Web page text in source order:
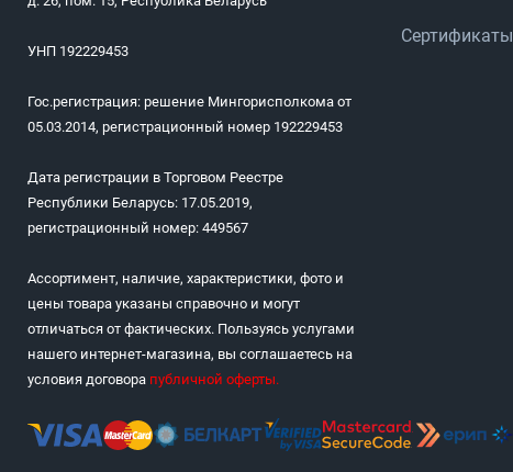
УНП 192229453
Гос.регистрация: решение Мингорисполкома от
05.03.2014, регистрационный номер 192229453
Дата регистрации в Торговом Реестре
Республики Беларусь: 17.05.2019,
регистрационный номер: 449567
Ассортимент, наличие, характеристики, фото и
цены товара указаны справочно и могут
отличаться от фактических. Пользуясь услугами
нашего интернет-магазина, вы соглашаетесь на
условия договора публичной оферты.
Сертификаты